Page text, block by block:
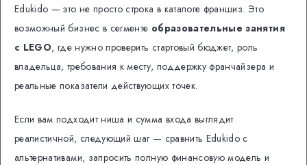
Edukido — это не просто строка в каталоге франшиз. Это
возможный бизнес в сегменте образовательные занятия
с LEGO, где нужно проверить стартовый бюджет, роль
владельца, требования к месту, поддержку франчайзера и
реальные показатели действующих точек.
Если вам подходит ниша и сумма входа выглядит
реалистичной, следующий шаг — сравнить Edukido с
альтернативами, запросить полную финансовую модель и